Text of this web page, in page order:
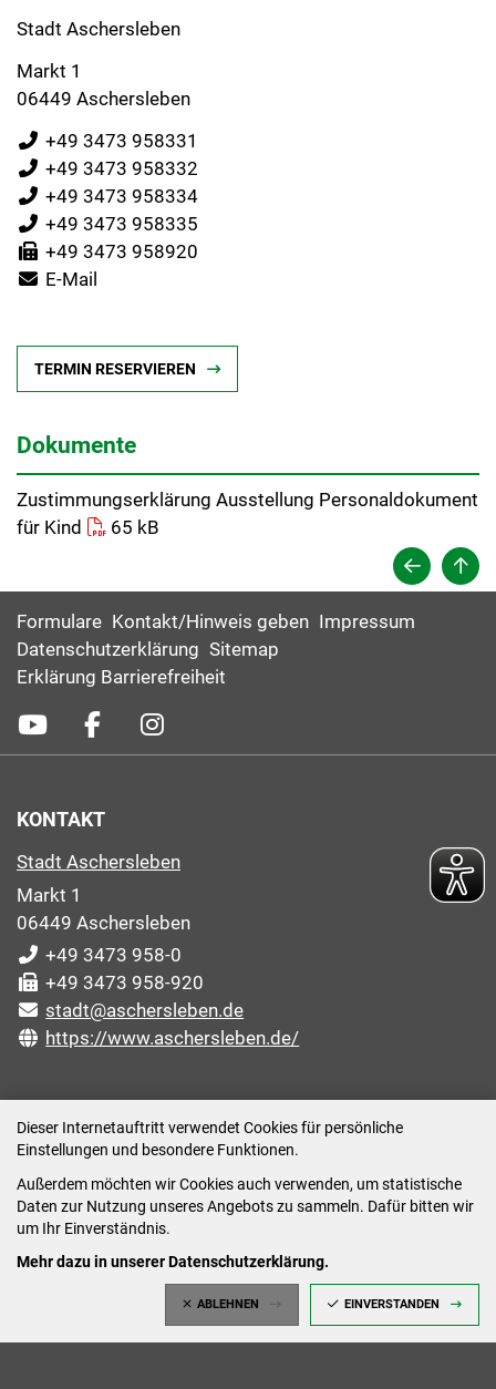
Dieser Internetauftritt verwendet Cookies für persönliche
Einstellungen und besondere Funktionen.
Außerdem möchten wir Cookies auch verwenden, um statistische
Daten zur Nutzung unseres Angebots zu sammeln. Dafür bitten wir
um Ihr Einverständnis.
Mehr dazu in unserer Datenschutzerklärung.
ABLEHNEN EINVERSTANDEN
Stadt Aschersleben
Markt 1
06449 Aschersleben
+49 3473 958331
+49 3473 958332
+49 3473 958334
+49 3473 958335
+49 3473 958920
E-Mail
TERMIN RESERVIEREN
Dokumente
Zustimmungserklärung Ausstellung Personaldokument
für Kind
65 kB
Formulare Kontakt/Hinweis geben Impressum
Datenschutzerklärung Sitemap
Erklärung Barrierefreiheit
KONTAKT
Stadt Aschersleben
Markt 1
06449 Aschersleben
+49 3473 958-0
+49 3473 958-920
stadt@aschersleben.de
https://www.aschersleben.de/
Montag: 09:00-12:00 /14:00-15:00 Uhr
Dienstag: 09:00-12:00 /14:00-16:00 Uhr
Mittwoch: 09:00 - 12:00 Uhr (nach vorheriger
Donnerstag: 09:00-12:00 /14:00-18:00 Uhr
Freitag: 09:00-12:00 Uhr